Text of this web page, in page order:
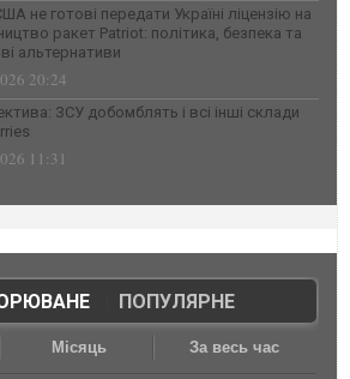
не готові передати Україні ліцензію на
ракет Patriot: політика, безпека та
альтернативи
20:24
ЗСУ добомблять і всі інші склади
11:31
| ПОПУЛЯРНЕ
Місяць За весь час